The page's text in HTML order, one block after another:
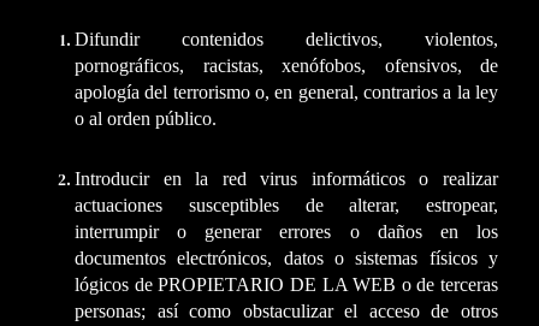
Difundir contenidos delictivos, violentos,
pornográficos, racistas, xenófobos, ofensivos, de
apología del terrorismo o, en general, contrarios a la ley
o al orden público.
Introducir en la red virus informáticos o realizar
actuaciones susceptibles de alterar, estropear,
interrumpir o generar errores o daños en los
documentos electrónicos, datos o sistemas físicos y
lógicos de PROPIETARIO DE LA WEB o de terceras
personas; así como obstaculizar el acceso de otros